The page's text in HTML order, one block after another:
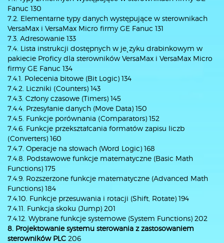
Fanuc 130
7.2. Elementarne typy danych występujące w sterownikach
VersaMax i VersaMax Micro firmy GE Fanuc 131
7.3. Adresowanie 133
7.4. Lista instrukcji dostępnych w je˛zyku drabinkowym w
pakiecie Proficy dla sterowników VersaMax i VersaMax Micro
firmy GE Fanuc 134
7.4.1. Polecenia bitowe (Bit Logic) 134
7.4.2. Liczniki (Counters) 143
7.4.3. Człony czasowe (Timers) 145
7.4.4. Przesyłanie danych (Move Data) 150
7.4.5. Funkcje porównania (Comparators) 152
7.4.6. Funkcje przekształcania formatów zapisu liczb
(Converters) 160
7.4.7. Operacje na słowach (Word Logic) 168
7.4.8. Podstawowe funkcje matematyczne (Basic Math
Functions) 175
7.4.9. Rozszerzone funkcje matematyczne (Advanced Math
Functions) 184
7.4.10. Funkcje przesuwania i rotacji (Shift, Rotate) 194
7.4.11. Funkcja skoku (Jump) 201
7.4.12. Wybrane funkcje systemowe (System Functions) 202
8. Projektowanie systemu sterowania z zastosowaniem
sterowników PLC 206